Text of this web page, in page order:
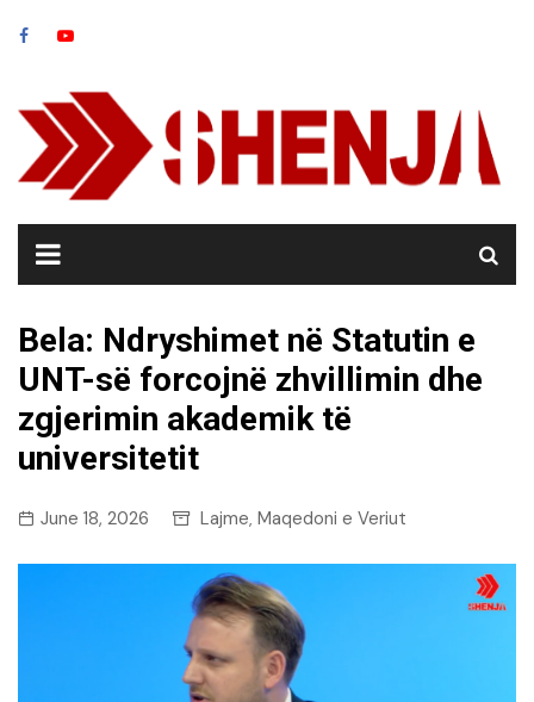
Bela: Ndryshimet në Statutin e
UNT-së forcojnë zhvillimin dhe
zgjerimin akademik të
universitetit
June 18, 2026 Lajme, Maqedoni e Veriut